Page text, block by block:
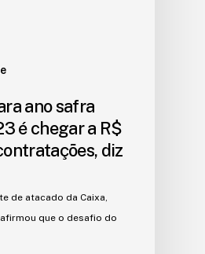
ano safra
é chegar a R$
diz
de atacado da Caixa,
que o desafio do